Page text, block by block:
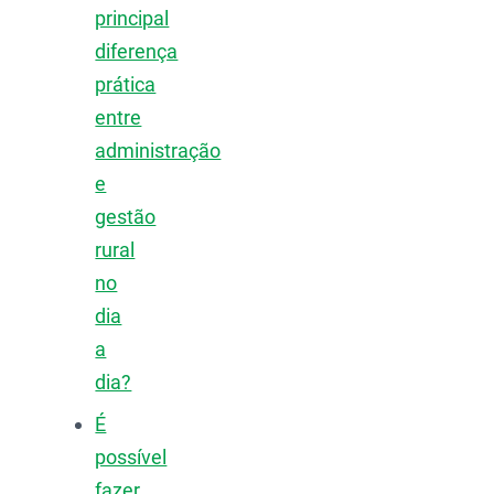
principal
diferença
prática
entre
administração
e
gestão
rural
no
dia
a
dia?
É
possível